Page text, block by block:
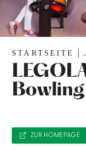
STARTSEITE
ZUR HOMEPAGE